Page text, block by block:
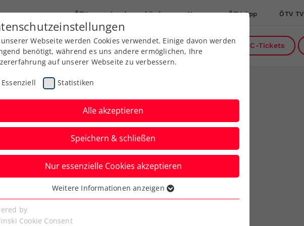
ÖTV Landesverbände News ÖTV App ÖTV TV
Ausbildung Services Über uns DC-Tickets
Finaleinzug – Erler
voll
Webseite werden Cookies verwendet. Einige davon werden
benötigt, während es uns andere ermöglichen, Ihre
auf unserer Webseite zu verbessern.
Essenziell Statistiken
Alle akzeptieren
Speichern & schließen
Nur essenzielle Cookies akzeptieren
Cookies werden für grundlegende Funktionen der
benötigt. Dadurch ist gewährleistet, dass die Webseite
Weitere Informationen anzeigen
by
Cookie Consent